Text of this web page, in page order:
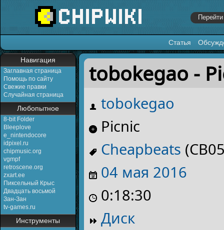
Статья
Навигация
Заглавная страница
Помощь по сайту
Свежие правки
Случайная страница
Любопытное
8-bit Folder
Bleeplove
e_nintendocore
idpixel.ru
chipmusic.org
vgmpf
retroscene.org
zxart.ee
Пиксельный Крыс
Двадцать восьмой
Зан-Зан
tv-games.ru
Инструменты
Перейти к:навигация,поиск
tobokegao -
tobokegao
Picnic
Cheapbeats
04 мая 2016
0:18:30
Диск